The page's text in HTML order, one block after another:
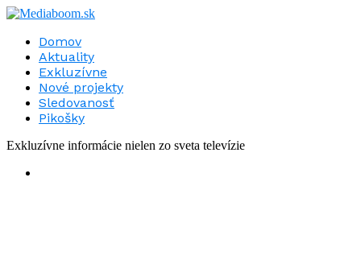
Domov
Aktuality
Exkluzívne
Nové projekty
Sledovanosť
Pikošky
Exkluzívne informácie nielen zo sveta televízie